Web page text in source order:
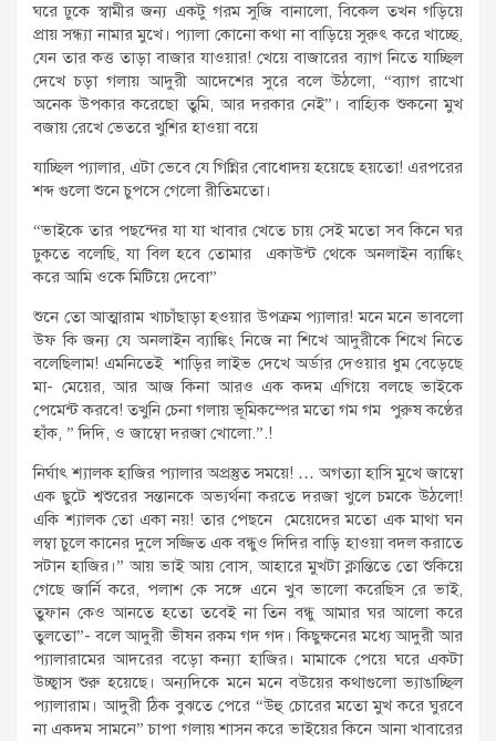
ঘরে ঢুকে স্বামীর জন্য একটু গরম সুজি বানালো, বিকেল তখন গড়িয়ে
প্রায় সন্ধ্যা নামার মুখে। প্যালা কোনো কথা না বাড়িয়ে সুরুৎ করে খাচ্ছে,
যেন তার কত্ত তাড়া বাজার যাওয়ার! খেয়ে বাজারের ব্যাগ নিতে যাচ্ছিল
দেখে চড়া গলায় আদুরী আদেশের সুরে বলে উঠলো, “ব্যাগ রাখো
অনেক উপকার করেছো তুমি, আর দরকার নেই”। বাহ্যিক শুকনো মুখ
বজায় রেখে ভেতরে খুশির হাওয়া বয়ে
যাচ্ছিল প্যালার, এটা ভেবে যে গিন্নির বোধোদয় হয়েছে হয়তো! এরপরের
শব্দ গুলো শুনে চুপসে গেলো রীতিমতো।
“ভাইকে তার পছন্দের যা যা খাবার খেতে চায় সেই মতো সব কিনে ঘর
ঢুকতে বলেছি, যা বিল হবে তোমার একাউন্ট থেকে অনলাইন ব্যাঙ্কিং
করে আমি ওকে মিটিয়ে দেবো”
শুনে তো আত্মারাম খাচাঁছাড়া হওয়ার উপক্রম প্যালার! মনে মনে ভাবলো
উফ কি জন্য যে অনলাইন ব্যাঙ্কিং নিজে না শিখে আদুরীকে শিখে নিতে
বলেছিলাম! এমনিতেই শাড়ির লাইভ দেখে অর্ডার দেওয়ার ধুম বেড়েছে
মা- মেয়ের, আর আজ কিনা আরও এক কদম এগিয়ে বলছে ভাইকে
পেমেন্ট করবে! তখুনি চেনা গলায় ভূমিকম্পের মতো গম গম পুরুষ কণ্ঠের
হাঁক, ” দিদি, ও জাম্বো দরজা খোলো.”.!
নির্ঘাৎ শ্যালক হাজির প্যালার অপ্রস্তুত সময়ে! … অগত্যা হাসি মুখে জাম্বো
এক ছুটে শ্বশুরের সন্তানকে অভ্যর্থনা করতে দরজা খুলে চমকে উঠলো!
একি শ্যালক তো একা নয়! তার পেছনে মেয়েদের মতো এক মাথা ঘন
লম্বা চুলে কানের দুলে সজ্জিত এক বন্ধুও দিদির বাড়ি হাওয়া বদল করাতে
সটান হাজির।” আয় ভাই আয় বোস, আহারে মুখটা ক্লান্তিতে তো শুকিয়ে
গেছে জার্নি করে, পলাশ কে সঙ্গে এনে খুব ভালো করেছিস রে ভাই,
তুফান কেও আনতে হতো তবেই না তিন বন্ধু আমার ঘর আলো করে
তুলতো”- বলে আদুরী ভীষন রকম গদ গদ। কিছুক্ষনের মধ্যে আদুরী আর
প্যালারামের আদরের বড়ো কন্যা হাজির। মামাকে পেয়ে ঘরে একটা
উচ্ছ্বাস শুরু হয়েছে। অন্যদিকে মনে মনে বউয়ের কথাগুলো ভ্যাঙাচ্ছিল
প্যালারাম। আদুরী ঠিক বুঝতে পেরে “উহু চোরের মতো মুখ করে ঘুরবে
না একদম সামনে” চাপা গলায় শাসন করে ভাইয়ের কিনে আনা খাবারের